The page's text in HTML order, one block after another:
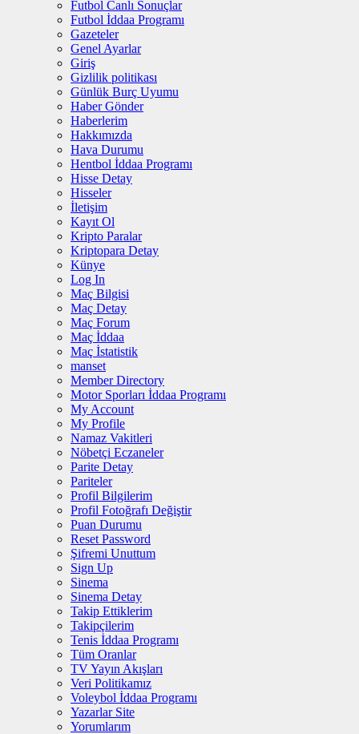
Futbol Canlı Sonuçlar
Futbol İddaa Programı
Gazeteler
Genel Ayarlar
Giriş
Gizlilik politikası
Günlük Burç Uyumu
Haber Gönder
Haberlerim
Hakkımızda
Hava Durumu
Hentbol İddaa Programı
Hisse Detay
Hisseler
İletişim
Kayıt Ol
Kripto Paralar
Kriptopara Detay
Künye
Log In
Maç Bilgisi
Maç Detay
Maç Forum
Maç İddaa
Maç İstatistik
manset
Member Directory
Motor Sporları İddaa Programı
My Account
My Profile
Namaz Vakitleri
Nöbetçi Eczaneler
Parite Detay
Pariteler
Profil Bilgilerim
Profil Fotoğrafı Değiştir
Puan Durumu
Reset Password
Şifremi Unuttum
Sign Up
Sinema
Sinema Detay
Takip Ettiklerim
Takipçilerim
Tenis İddaa Programı
Tüm Oranlar
TV Yayın Akışları
Veri Politikamız
Voleybol İddaa Programı
Yazarlar Site
Yorumlarım